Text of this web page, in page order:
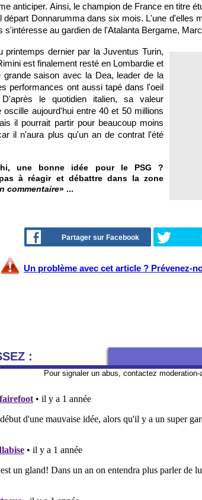
anticiper. Ainsi, le champion de France en titre
départ Donnarumma dans six mois. L'une d'elles
s'intéresse au gardien de l'Atalanta Bergame,
printemps dernier par la Juventus Turin,
est finalement resté en Lombardie et
grande saison avec la Dea, leader de la
performances ont aussi tapé dans l'oeil
D'après le quotidien italien, sa valeur
oscille aujourd'hui entre 40 et 50 millions
il pourrait partir pour beaucoup moins
il n'aura plus qu'un an de contrat l'été
une bonne idée pour le PSG ?
à réagir et débattre dans la zone
commentaire» ...
Partager sur Facebook
Un problème avec cet article ? Prévenez-
:
Pour signaler un abus, contactez